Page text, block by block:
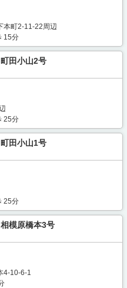
本町2-11-22周辺
15分
田小山2号
25分
田小山1号
25分
模原橋本3号
4-10-6-1